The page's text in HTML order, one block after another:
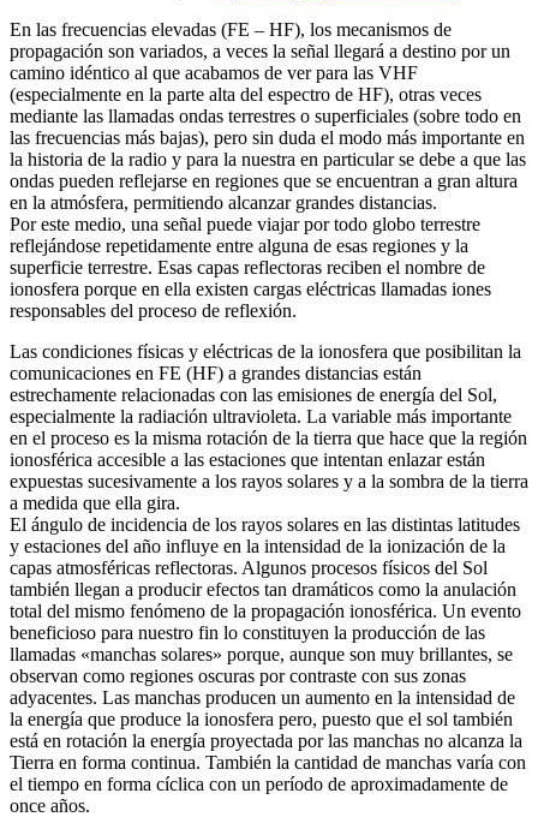
En las frecuencias elevadas (FE – HF), los mecanismos de
propagación son variados, a veces la señal llegará a destino por un
camino idéntico al que acabamos de ver para las VHF
(especialmente en la parte alta del espectro de HF), otras veces
mediante las llamadas ondas terrestres o superficiales (sobre todo en
las frecuencias más bajas), pero sin duda el modo más importante en
la historia de la radio y para la nuestra en particular se debe a que las
ondas pueden reflejarse en regiones que se encuentran a gran altura
en la atmósfera, permitiendo alcanzar grandes distancias.
Por este medio, una señal puede viajar por todo globo terrestre
reflejándose repetidamente entre alguna de esas regiones y la
superficie terrestre. Esas capas reflectoras reciben el nombre de
ionosfera porque en ella existen cargas eléctricas llamadas iones
responsables del proceso de reflexión.
Las condiciones físicas y eléctricas de la ionosfera que posibilitan la
comunicaciones en FE (HF) a grandes distancias están
estrechamente relacionadas con las emisiones de energía del Sol,
especialmente la radiación ultravioleta. La variable más importante
en el proceso es la misma rotación de la tierra que hace que la región
ionosférica accesible a las estaciones que intentan enlazar están
expuestas sucesivamente a los rayos solares y a la sombra de la tierra
a medida que ella gira.
El ángulo de incidencia de los rayos solares en las distintas latitudes
y estaciones del año influye en la intensidad de la ionización de la
capas atmosféricas reflectoras. Algunos procesos físicos del Sol
también llegan a producir efectos tan dramáticos como la anulación
total del mismo fenómeno de la propagación ionosférica. Un evento
beneficioso para nuestro fin lo constituyen la producción de las
llamadas «manchas solares» porque, aunque son muy brillantes, se
observan como regiones oscuras por contraste con sus zonas
adyacentes. Las manchas producen un aumento en la intensidad de
la energía que produce la ionosfera pero, puesto que el sol también
está en rotación la energía proyectada por las manchas no alcanza la
Tierra en forma continua. También la cantidad de manchas varía con
el tiempo en forma cíclica con un período de aproximadamente de
once años.